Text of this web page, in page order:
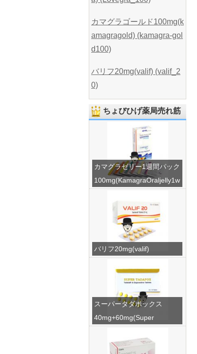
カマグラゴールド100mg(k
amagragold) (kamagra-gol
d100)
バリフ20mg(valif) (valif_2
0)
ちょびひげ薬局売れ筋
カマグラゼリー1週間パック
100mg(KamagraOraljelly1w
バリフ20mg(valif)
スーパータダポックス
40mg+60mg(Super